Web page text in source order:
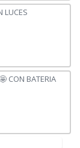
LUCES
CON BATERIA